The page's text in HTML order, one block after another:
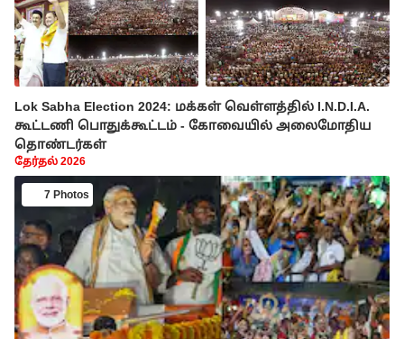
Lok Sabha Election 2024: மக்கள் வெள்ளத்தில் I.N.D.I.A.
கூட்டணி பொதுக்கூட்டம் - கோவையில் அலைமோதிய
தொண்டர்கள்
தேர்தல் 2026
7 Photos